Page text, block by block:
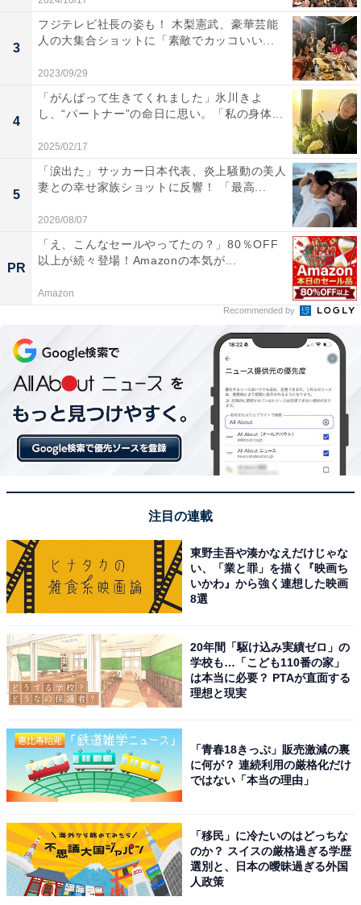
3
フジテレビ社長の姿も！ 木梨憲武、豪華芸能
人の大集合ショットに「素敵でカッコいい...
2023/09/29
4
「がんばって生きてくれました」氷川きよ
し、“パートナー”の命日に思い。「私の身体...
2025/02/17
5
「涙出た」サッカー日本代表、炎上騒動の美人
妻との幸せ家族ショットに反響！ 「最高...
2026/08/07
PR
「え、こんなセールやってたの？」80％OFF
以上が続々登場！Amazonの本気が...
Amazon
Recommended by
注目の連載
東野圭吾や湊かなえだけじゃな
い、「業と罪」を描く『映画ち
いかわ』から強く連想した映画
8選
20年間「駆け込み実績ゼロ」の
学校も…「こども110番の家」
は本当に必要？ PTAが直面する
理想と現実
「青春18きっぷ」販売激減の裏
に何が？ 連続利用の厳格化だけ
ではない「本当の理由」
「移民」に冷たいのはどっちな
のか？ スイスの厳格過ぎる学歴
選別と、日本の曖昧過ぎる外国
人政策